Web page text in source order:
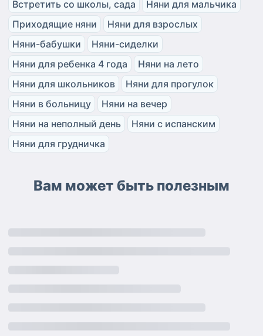
Встретить со школы, сада
Няни для мальчика
Приходящие няни
Няни для взрослых
Няни-бабушки
Няни-сиделки
Няни для ребенка 4 года
Няни на лето
Няни для школьников
Няни для прогулок
Няни в больницу
Няни на вечер
Няни на неполный день
Няни с испанским
Няни для грудничка
Вам может быть полезным